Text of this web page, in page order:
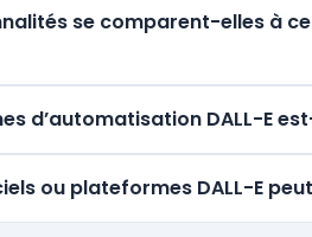
se comparent-elles à
d’automatisation DALL-E
ou plateformes DALL-E